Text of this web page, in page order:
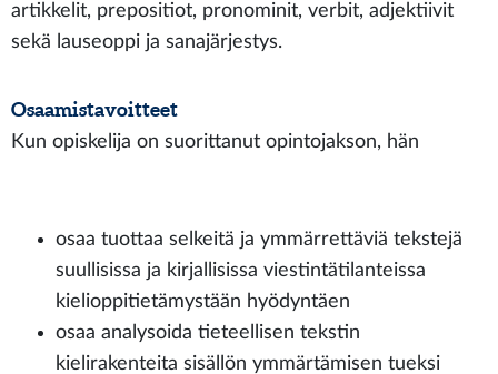
artikkelit, prepositiot, pronominit, verbit, adjektiivit
sekä lauseoppi ja sanajärjestys.
Osaamistavoitteet
Kun opiskelija on suorittanut opintojakson, hän
osaa tuottaa selkeitä ja ymmärrettäviä tekstejä
suullisissa ja kirjallisissa viestintätilanteissa
kielioppitietämystään hyödyntäen
osaa analysoida tieteellisen tekstin
kielirakenteita sisällön ymmärtämisen tueksi